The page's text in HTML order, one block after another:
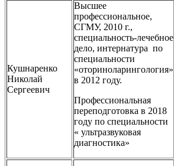
Кушнаренко
Николай
Сергеевич
Высшее
профессиональное,
СГМУ, 2010 г.,
специальность-лечебное
дело, интернатура по
специальности
«оториноларингология»
в 2012 году.
Профессиональная
переподготовка в 2018
году по специальности
« ультразвуковая
диагностика»